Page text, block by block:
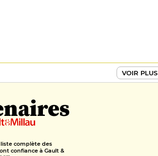
VOIR PLUS
liste complète des
confiance à Gault &